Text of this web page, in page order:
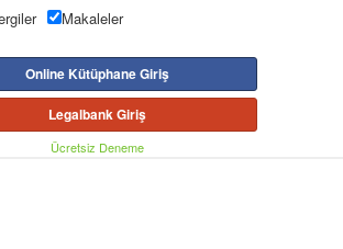
Makaleler
Online Kütüphane Giriş
Legalbank Giriş
Ücretsiz Deneme